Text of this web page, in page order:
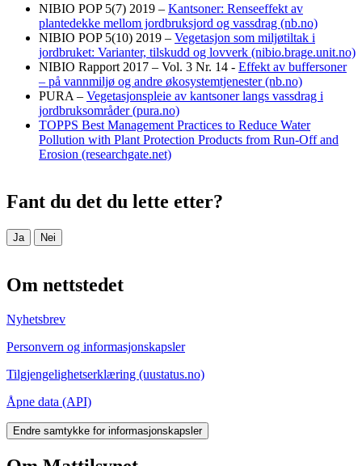
NIBIO POP 5(7) 2019 – Kantsoner: Renseeffekt av
plantedekke mellom jordbruksjord og vassdrag (nb.no)
NIBIO POP 5(10) 2019 – Vegetasjon som miljøtiltak i
jordbruket: Varianter, tilskudd og lovverk (nibio.brage.unit.no)
NIBIO Rapport 2017 – Vol. 3 Nr. 14 - Effekt av buffersoner
– på vannmiljø og andre økosystemtjenester (nb.no)
PURA – Vegetasjonspleie av kantsoner langs vassdrag i
jordbruksområder (pura.no)
TOPPS Best Management Practices to Reduce Water
Pollution with Plant Protection Products from Run-Off and
Erosion (researchgate.net)
Fant du det du lette etter?
Ja Nei
Om nettstedet
Nyhetsbrev
Personvern og informasjonskapsler
Tilgjengelighetserklæring (uustatus.no)
Åpne data (API)
Endre samtykke for informasjonskapsler